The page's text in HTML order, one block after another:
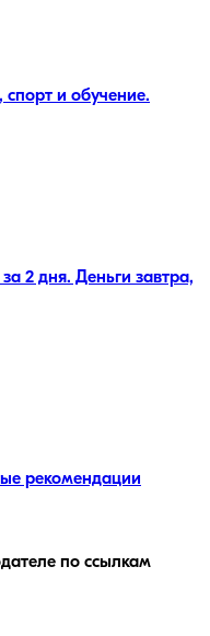
и обучение.
2 дня. Деньги завтра,
рекомендации
по ссылкам